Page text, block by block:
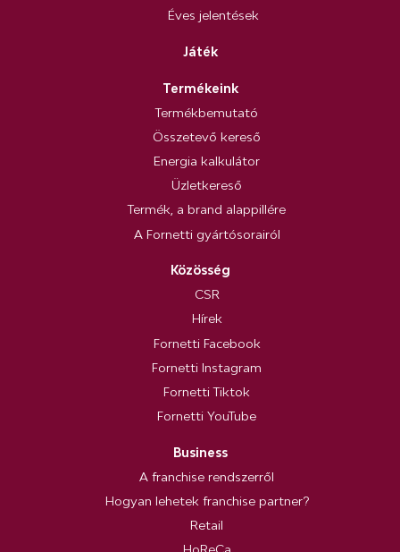
Éves jelentések
Játék
Termékeink
Termékbemutató
Összetevő kereső
Energia kalkulátor
Üzletkereső
Termék, a brand alappillére
A Fornetti gyártósorairól
Közösség
CSR
Hírek
Fornetti Facebook
Fornetti Instagram
Fornetti Tiktok
Fornetti YouTube
Business
A franchise rendszerről
Hogyan lehetek franchise partner?
Retail